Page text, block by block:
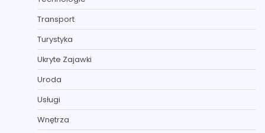
Transport
Turystyka
Ukryte Zajawki
Uroda
Usługi
Wnętrza